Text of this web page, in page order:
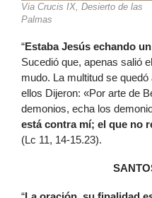
Via Crucis IX, Desierto de las
Palmas
“Estaba Jesús echando
Sucedió que, apenas salió
mudo. La multitud se quedó
ellos Dijeron: «Por arte de
demonios, echa los
está contra mí; el que no
(Lc 11, 14-15.23).